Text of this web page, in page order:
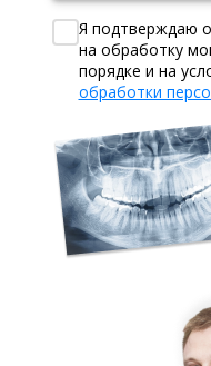
Я подтверждаю
на обработку
порядке и на
обработки